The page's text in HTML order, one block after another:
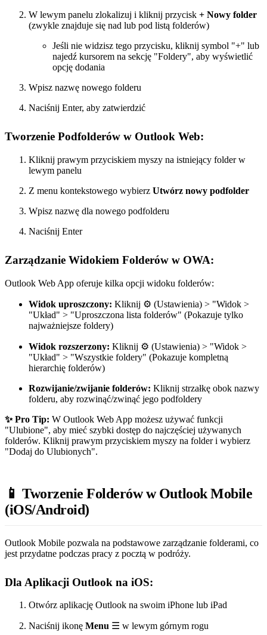
W lewym panelu zlokalizuj i kliknij przycisk + Nowy folder
(zwykle znajduje się nad lub pod listą folderów)
Jeśli nie widzisz tego przycisku, kliknij symbol "+" lub
najedź kursorem na sekcję "Foldery", aby wyświetlić
opcję dodania
Wpisz nazwę nowego folderu
Naciśnij Enter, aby zatwierdzić
Tworzenie Podfolderów w Outlook Web:
Kliknij prawym przyciskiem myszy na istniejący folder w
lewym panelu
Z menu kontekstowego wybierz Utwórz nowy podfolder
Wpisz nazwę dla nowego podfolderu
Naciśnij Enter
Zarządzanie Widokiem Folderów w OWA:
Outlook Web App oferuje kilka opcji widoku folderów:
Widok uproszczony: Kliknij ⚙️ (Ustawienia) > "Widok >
"Układ" > "Uproszczona lista folderów" (Pokazuje tylko
najważniejsze foldery)
Widok rozszerzony: Kliknij ⚙️ (Ustawienia) > "Widok >
"Układ" > "Wszystkie foldery" (Pokazuje kompletną
hierarchię folderów)
Rozwijanie/zwijanie folderów: Kliknij strzałkę obok nazwy
folderu, aby rozwinąć/zwinąć jego podfoldery
✨ Pro Tip: W Outlook Web App możesz używać funkcji
"Ulubione", aby mieć szybki dostęp do najczęściej używanych
folderów. Kliknij prawym przyciskiem myszy na folder i wybierz
"Dodaj do Ulubionych".
📱 Tworzenie Folderów w Outlook Mobile
(iOS/Android)
Outlook Mobile pozwala na podstawowe zarządzanie folderami, co
jest przydatne podczas pracy z pocztą w podróży.
Dla Aplikacji Outlook na iOS:
Otwórz aplikację Outlook na swoim iPhone lub iPad
Naciśnij ikonę Menu ☰ w lewym górnym rogu